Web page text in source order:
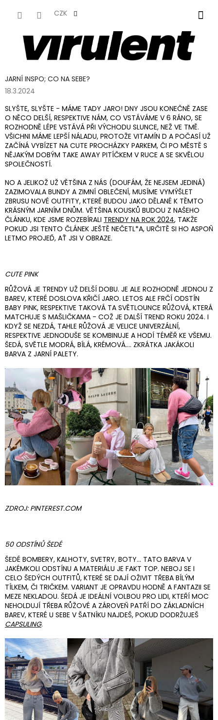
CZK
NÁKUPNÍ
KOŠÍK
JARNÍ INSPO; CO NA SEBE?
18.3.2024
SLYŠTE, SLYŠTE - MÁME TADY JARO! DNY JSOU KONEČNĚ ZASE
O NĚCO DELŠÍ, RESPEKTIVE NÁM, CO VSTÁVÁME V 6 RÁNO, SE
ROZHODNĚ LÉPE VSTÁVÁ PŘI VÝCHODU SLUNCE, NEŽ VE TMĚ.
VŠICHNI MÁME LEPŠÍ NÁLADU, PROTOŽE VITAMÍN D A POČASÍ UŽ
ZAČÍNÁ VYBÍZET NA CUTE PROCHÁZKY PARKEM, ČI PO MĚSTĚ S
NĚJAKÝM DOBÝM TAKE AWAY PITÍČKEM V RUCE A SE SKVĚLOU
SPOLEČNOSTÍ.
NO A JELIKOŽ UŽ VĚTŠINA Z NÁS (DOUFÁM, ŽE NEJSEM JEDINÁ)
ZAZIMOVALA BUNDY A ZIMNÍ OBLEČENÍ, MUSÍME VYMÝŠLET
ZBRUSU NOVÉ OUTFITY, KTERÉ BUDOU JAKO DĚLANÉ K TĚMTO
KRÁSNÝM JARNÍM DNŮM. VĚTŠINA KOUSKŮ BUDOU Z NAŠEHO
ČLÁNKU, KDE JSME ROZEBÍRALI TRENDY NA ROK 2024, TAKŽE
POKUD JSI TENTO ČLÁNEK JEŠTĚ NEČETL*A, URČITĚ SI HO ASPOŇ
LETMO PROJEĎ, AŤ JSI V OBRAZE.
CUTE PINK
RŮŽOVÁ JE TRENDY UŽ DELŠÍ DOBU. JE ALE ROZHODNĚ JEDNOU Z
BAREV, KTERÉ DOSLOVA KŘIČÍ JARO. LETOS ALE FRČÍ ODSTÍN
BABY PINK, RESPEKTIVE TAKOVÁ TA SVĚTLOUNCE RŮŽOVÁ, KTERÁ
MATCHUJE S MAŠLIČKAMA - COŽ JE DALŠÍ TREND ROKU 2024. I
KDYŽ SE NEZDÁ, TAHLE RŮŽOVÁ JE VELICE UNIVERZÁLNÍ,
RESPEKTIVE JEDNODUŠE SE KOMBINUJE A HODÍ TÉMĚŘ KE VŠEMU.
ŠEDÁ, SVĚTLE MODRÁ, BÍLÁ, KRÉMOVÁ.... ZKRÁTKA JAKÁKOLI
BARVA Z JARNÍ PALETY.
ZDROJ: PINTEREST.COM
50 ODSTÍNŮ ŠEDÉ
ŠEDÉ BOMBERY, KALHOTY, SVETRY, BOTY... TATO BARVA V
JAKÉMKOLI ODSTÍNU A MATERIÁLU JE FAKT TOP. NEBOJ SE I
CELO ŠEDÝCH OUTFITŮ, KTERÉ SE DAJÍ OŽIVIT TŘEBA BÍLÝM
TÍLKEM, ČI TRIČKEM. VARIANT JE OPRAVDU HODNĚ A FANTAZII SE
MEZE NEKLADOU. ŠEDÁ JE IDEÁLNÍ VOLBOU PRO LIDI, KTEŘÍ MOC
NEHOLDUJÍ TŘEBA RŮŽOVÉ A ZÁROVEŇ PATŘÍ DO ZÁKLADNÍCH
BAREV, KTERÉ U SEBE V ŠATNÍKU NAJDEŠ, POKUD DODRŽUJEŠ
CAPSULING.